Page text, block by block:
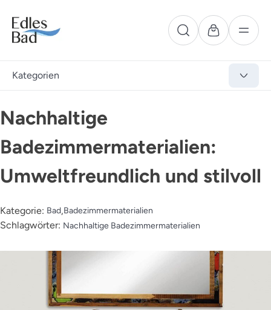
Kategorien
Nachhaltige
Badezimmermaterialien:
Umweltfreundlich und stilvoll
Kategorie: Bad,Badezimmermaterialien
Schlagwörter: Nachhaltige Badezimmermaterialien